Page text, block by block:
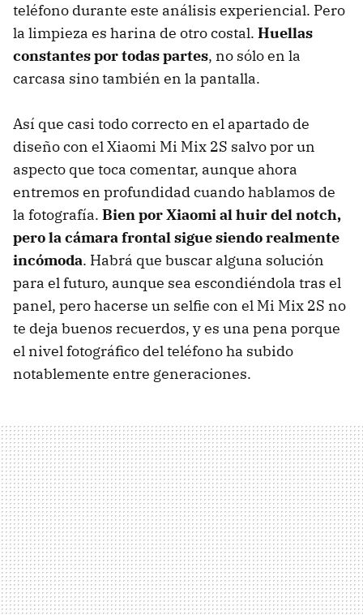
teléfono durante este análisis experiencial. Pero
la limpieza es harina de otro costal. Huellas
constantes por todas partes, no sólo en la
carcasa sino también en la pantalla.
Así que casi todo correcto en el apartado de
diseño con el Xiaomi Mi Mix 2S salvo por un
aspecto que toca comentar, aunque ahora
entremos en profundidad cuando hablamos de
la fotografía. Bien por Xiaomi al huir del notch,
pero la cámara frontal sigue siendo realmente
incómoda. Habrá que buscar alguna solución
para el futuro, aunque sea escondiéndola tras el
panel, pero hacerse un selfie con el Mi Mix 2S no
te deja buenos recuerdos, y es una pena porque
el nivel fotográfico del teléfono ha subido
notablemente entre generaciones.